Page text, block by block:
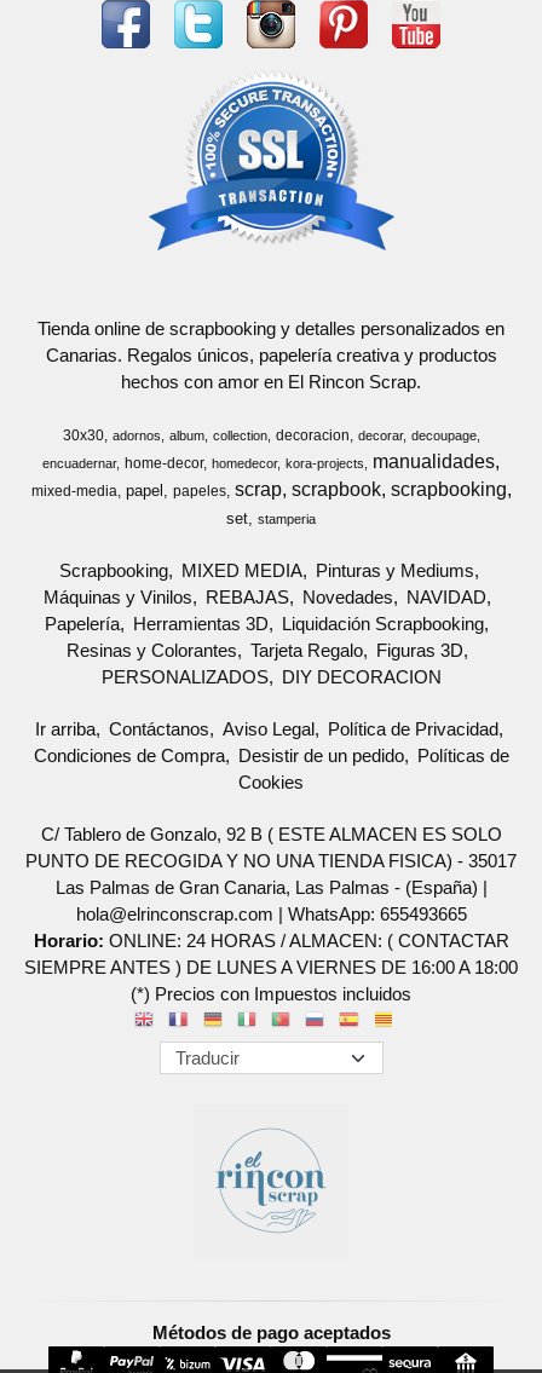
Tienda online de scrapbooking y detalles personalizados en
Canarias. Regalos únicos, papelería creativa y productos
hechos con amor en El Rincon Scrap.
30x30 adornos album collection decoracion decorar
decoupage
encuadernar home-decor homedecor kora-projects manualidades
mixed-media papel papeles scrap scrapbook scrapbooking
set stamperia
Scrapbooking MIXED MEDIA
Pinturas y Mediums
Máquinas y Vinilos
REBAJAS Novedades
NAVIDAD
Papelería
Herramientas 3D
Liquidación Scrapbooking
Resinas y Colorantes
Tarjeta Regalo
Figuras 3D
PERSONALIZADOS
DIY DECORACION
Ir arriba Contáctanos Aviso Legal
Política de Privacidad
Condiciones de Compra
Desistir de un pedido
Políticas de
Cookies
C/ Tablero de Gonzalo, 92 B ( ESTE ALMACEN ES SOLO
PUNTO DE RECOGIDA Y NO UNA TIENDA FISICA) - 35017
Las Palmas de Gran Canaria, Las Palmas - (España) |
hola@elrinconscrap.com | WhatsApp: 655493665
Horario: ONLINE: 24 HORAS / ALMACEN: ( CONTACTAR
SIEMPRE ANTES ) DE LUNES A VIERNES DE 16:00 A 18:00
(*) Precios con Impuestos incluidos
Métodos de pago aceptados